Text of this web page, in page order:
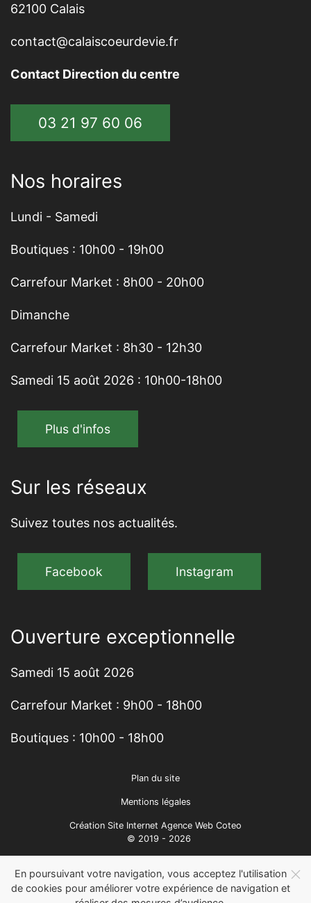
62100 Calais
contact@calaiscoeurdevie.fr
Contact Direction du centre
03 21 97 60 06
Nos horaires
Lundi - Samedi
Boutiques : 10h00 - 19h00
Carrefour Market : 8h00 - 20h00
Dimanche
Carrefour Market : 8h30 - 12h30
Samedi 15 août 2026 : 10h00-18h00
Plus d'infos
Sur les réseaux
Suivez toutes nos actualités.
Facebook Instagram
Ouverture exceptionnelle
Samedi 15 août 2026
Carrefour Market : 9h00 - 18h00
Boutiques : 10h00 - 18h00
Plan du site
Mentions légales
Création Site Internet Agence Web Coteo
© 2019 - 2026
En poursuivant votre navigation, vous acceptez l'utilisation
de cookies pour améliorer votre expérience de navigation et